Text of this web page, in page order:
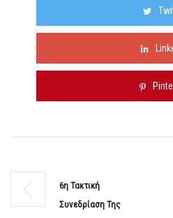
6η Τακτική
Συνεδρίαση Της